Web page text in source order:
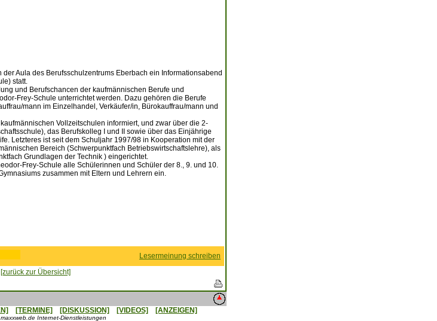
Aula des Berufsschulzentrums Eberbach ein Informationsabend
statt.
und Berufschancen der kaufmännischen Berufe und
Frey-Schule unterrichtet werden. Dazu gehören die Berufe
mann im Einzelhandel, Verkäufer/in, Bürokauffrau/mann und
Vollzeitschulen informiert, und zwar über die 2-
das Berufskolleg I und II sowie über das Einjährige
Letzteres ist seit dem Schuljahr 1997/98 in Kooperation mit der
Bereich (Schwerpunktfach Betriebswirtschaftslehre), als
Grundlagen der Technik ) eingerichtet.
Frey-Schule alle Schülerinnen und Schüler der 8., 9. und 10.
zusammen mit Eltern und Lehrern ein.
Lesermeinung schreiben
[zurück zur Übersicht]
[TERMINE] [DISKUSSION] [VIDEOS] [ANZEIGEN]
Internet-Dienstleistungen